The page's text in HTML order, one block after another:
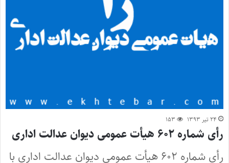
۲۴ تیر ۱۳۹۳ ۱۵۳
رأی شماره ۶۰۲ هیأت عمومی دیوان عدالت اداری
رأی شماره ۶۰۲ هیأت عمومی دیوان عدالت اداری با